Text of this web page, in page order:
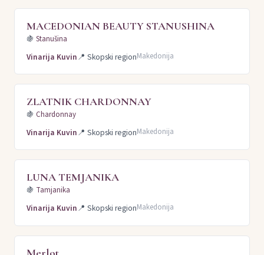
MACEDONIAN BEAUTY STANUSHINA
🍇 Stanušina
Vinarija Kuvin📍 Skopski regionMakedonija
ZLATNIK CHARDONNAY
🍇 Chardonnay
Vinarija Kuvin📍 Skopski regionMakedonija
LUNA TEMJANIKA
🍇 Tamjanika
Vinarija Kuvin📍 Skopski regionMakedonija